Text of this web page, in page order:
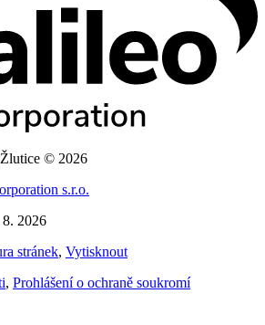
© 2026
s.r.o.
8. 2026
stránek, Vytisknout
, Prohlášení o ochraně soukromí